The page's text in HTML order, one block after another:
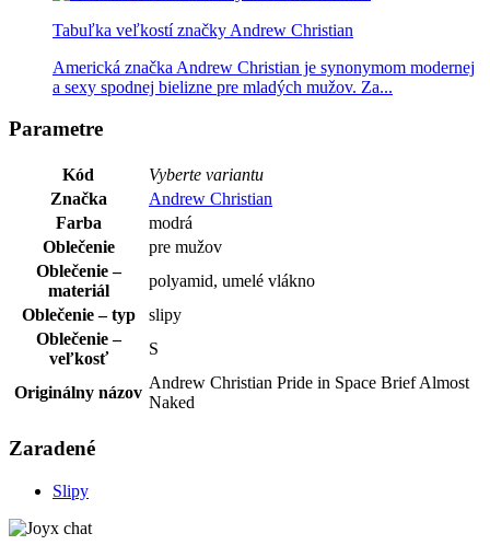
Tabuľka veľkostí značky Andrew Christian
Americká značka Andrew Christian je synonymom modernej
a sexy spodnej bielizne pre mladých mužov. Za...
Parametre
Kód
Vyberte variantu
Značka
Andrew Christian
Farba
modrá
Oblečenie
pre mužov
Oblečenie –
materiál
polyamid, umelé vlákno
Oblečenie – typ
slipy
Oblečenie –
veľkosť
S
Originálny názov
Andrew Christian Pride in Space Brief Almost
Naked
Zaradené
Slipy